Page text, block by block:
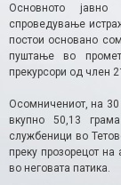
Основното
спроведување
постои основано
пуштање во
прекурсори од член
Осомничениот, на
вкупно 50,13
службеници во
преку прозорецот
во неговата патика.